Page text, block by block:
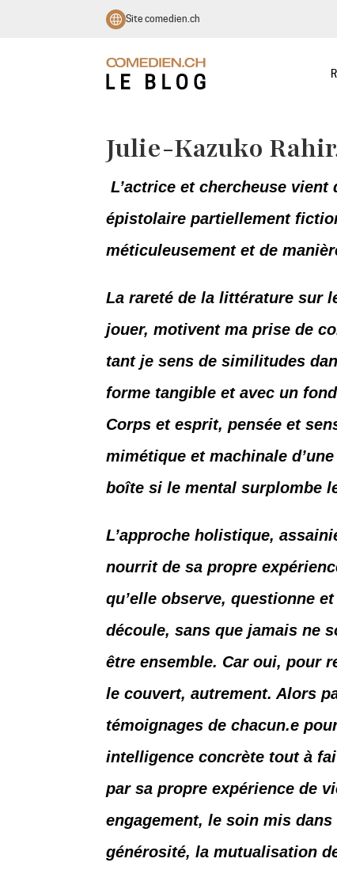
Site comedien.ch
Julie-Kazuko Rahir
L’actrice et chercheuse vient
épistolaire partiellement
méticuleusement et de
La rareté de la littérature sur
jouer, motivent ma prise de
tant je sens de similitudes
forme tangible et avec un
Corps et esprit, pensée et
mimétique et machinale
boîte si le mental surplombe
L’approche holistique,
nourrit de sa propre
qu’elle observe, questionne
découle, sans que jamais ne
être ensemble. Car oui, pour
le couvert, autrement. Alors
témoignages de chacun.e
intelligence concrète tout à
par sa propre expérience de
engagement, le soin mis
générosité, la mutualisation